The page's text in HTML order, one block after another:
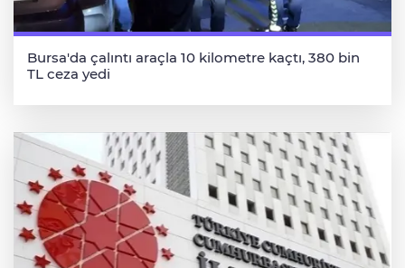
Bursa'da çalıntı araçla 10 kilometre kaçtı, 380 bin
TL ceza yedi